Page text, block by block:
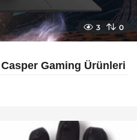
3 0
Gaming Ürünleri